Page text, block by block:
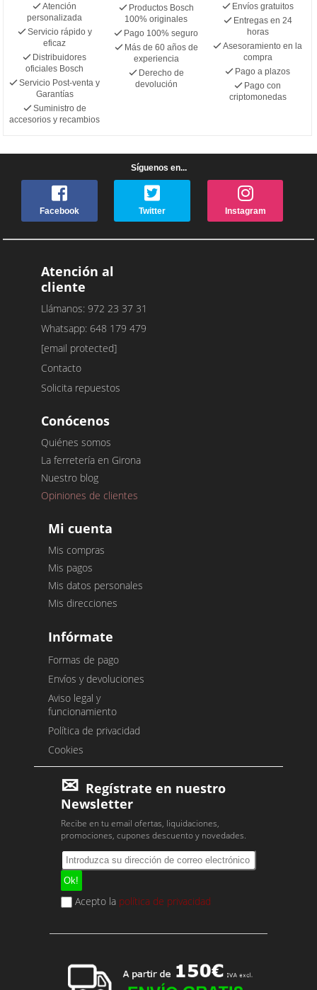
Atención
personalizada
Servicio rápido y
eficaz
Distribuidores
oficiales Bosch
Servicio Post-venta y
Garantías
Suministro de
accesorios y recambios
Productos Bosch
100% originales
Pago 100% seguro
Más de 60 años de
experiencia
Derecho de
devolución
Envíos gratuitos
Entregas en 24
horas
Asesoramiento en la
compra
Pago a plazos
Pago con
criptomonedas
Síguenos en...
Facebook Twitter Instagram
Atención al
cliente
Llámanos: 972 23 37 31
Whatsapp: 648 179 479
[email protected]
Contacto
Solicita repuestos
Conócenos
Quiénes somos
La ferretería en Girona
Nuestro blog
Opiniones de clientes
Mi cuenta
Mis compras
Mis pagos
Mis datos personales
Mis direcciones
Infórmate
Formas de pago
Envíos y devoluciones
Aviso legal y
funcionamiento
Política de privacidad
Cookies
Regístrate en nuestro
Newsletter
Recibe en tu email ofertas, liquidaciones,
promociones, cupones descuento y novedades.
Acepto la política de privacidad